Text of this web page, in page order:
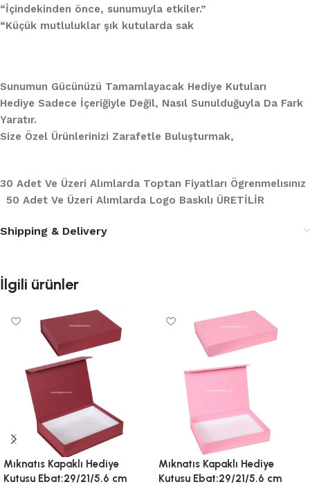
“İçindekinden önce, sunumuyla etkiler.”
“Küçük mutluluklar şık kutularda sak
Sunumun Gücünüzü Tamamlayacak Hediye Kutuları
Hediye Sadece İçeriğiyle Değil, Nasıl Sunulduğuyla Da Fark
Yaratır.
Size Özel Ürünlerinizi Zarafetle Buluşturmak,
30 Adet Ve Üzeri Alımlarda Toptan Fiyatları Ögrenmelısınız
50 Adet Ve Üzeri Alımlarda Logo Baskılı ÜRETİLİR
Shipping & Delivery
İlgili ürünler
Mıknatıs Kapaklı Hediye
Kutusu Ebat:29/21/5.6 cm
Mıknatıs Kapaklı Hediye
Kutusu Ebat:29/21/5.6 cm